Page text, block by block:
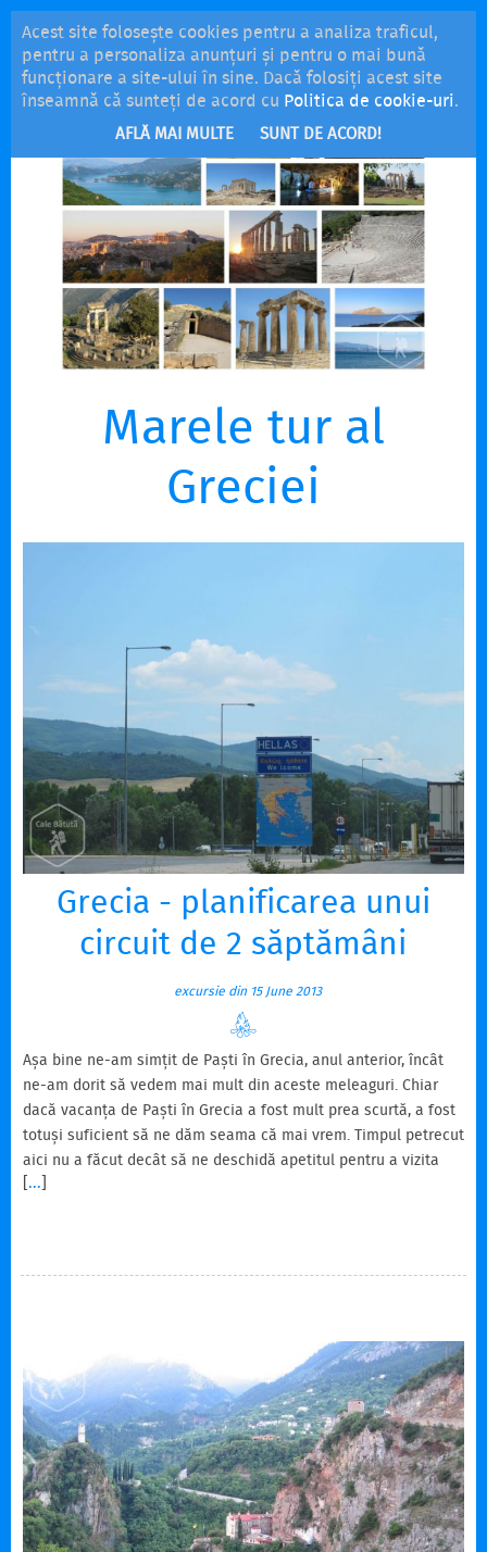
Acest site folosește cookies pentru a analiza traficul,
pentru a personaliza anunțuri și pentru o mai bună
funcționare a site-ului în sine. Dacă folosiți acest site
înseamnă că sunteți de acord cu Politica de cookie-uri.
AFLĂ MAI MULTE SUNT DE ACORD!
MENU
Marele tur al
Greciei
Grecia - planificarea unui
circuit de 2 săptămâni
excursie din 15 June 2013
Așa bine ne-am simțit de Paști în Grecia, anul anterior, încât
ne-am dorit să vedem mai mult din aceste meleaguri. Chiar
dacă vacanța de Paști în Grecia a fost mult prea scurtă, a fost
totuși suficient să ne dăm seama că mai vrem. Timpul petrecut
aici nu a făcut decât să ne deschidă apetitul pentru a vizita
mai mult. Așa că nu a trecut mult și ne-am apucat de analizat
[...]